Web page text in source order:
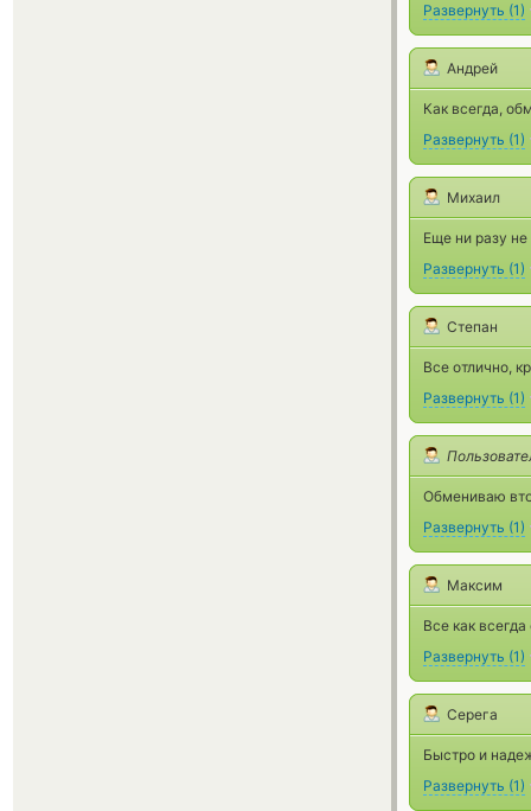
Развернуть (1)
Андрей
Как всегда,
Развернуть (1)
Михаил
Еще ни разу не
Развернуть (1)
Степан
Все отлично,
Развернуть (1)
Обмениваю
Развернуть (1)
Максим
Все как
Развернуть (1)
Серега
Быстро и
Развернуть (1)